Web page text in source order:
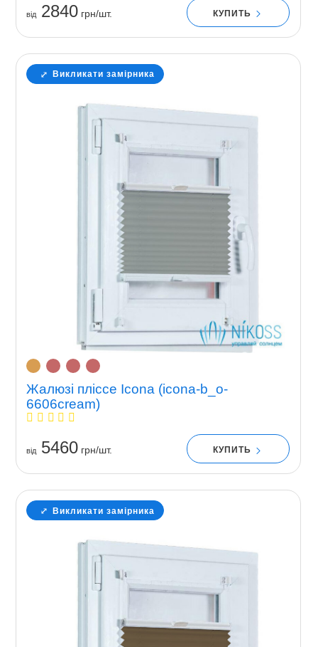
вiд2840грн/шт. КУПИТЬ
Викликати замірника
Жалюзі пліссе Icona (icona-b_o-
6606cream)
вiд5460грн/шт. КУПИТЬ
Викликати замірника